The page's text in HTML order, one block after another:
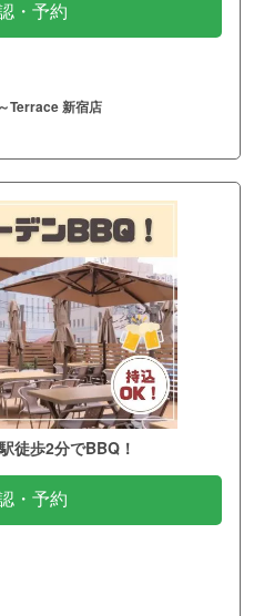
・予約
Terrace 新宿店
徒歩2分でBBQ！
・予約